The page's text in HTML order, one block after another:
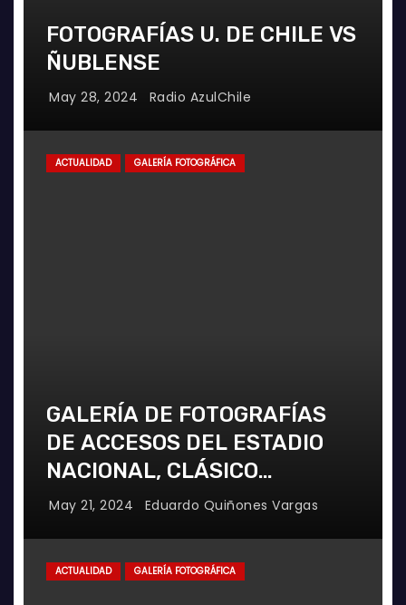
FOTOGRAFÍAS U. DE CHILE VS
ÑUBLENSE
May 28, 2024 Radio AzulChile
ACTUALIDAD GALERÍA FOTOGRÁFICA
GALERÍA DE FOTOGRAFÍAS
DE ACCESOS DEL ESTADIO
NACIONAL, CLÁSICO
UNIVERSITARIO
May 21, 2024 Eduardo Quiñones Vargas
ACTUALIDAD GALERÍA FOTOGRÁFICA